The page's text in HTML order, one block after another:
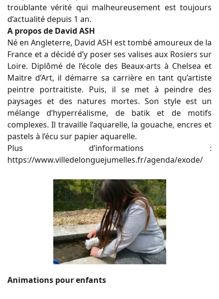
troublante vérité qui malheureusement est toujours
d’actualité depuis 1 an.
A propos de David ASH
Né en Angleterre, David ASH est tombé amoureux de la
France et a décidé d’y poser ses valises aux Rosiers sur
Loire. Diplômé de l’école des Beaux-arts à Chelsea et
Maitre d’Art, il démarre sa carrière en tant qu’artiste
peintre portraitiste. Puis, il se met à peindre des
paysages et des natures mortes. Son style est un
mélange d’hyperréalisme, de batik et de motifs
complexes. Il travaille l’aquarelle, la gouache, encres et
pastels à l’écu sur papier aquarelle.
Plus d’informations :
https://www.villedelonguejumelles.fr/agenda/exode/
Animations pour enfants